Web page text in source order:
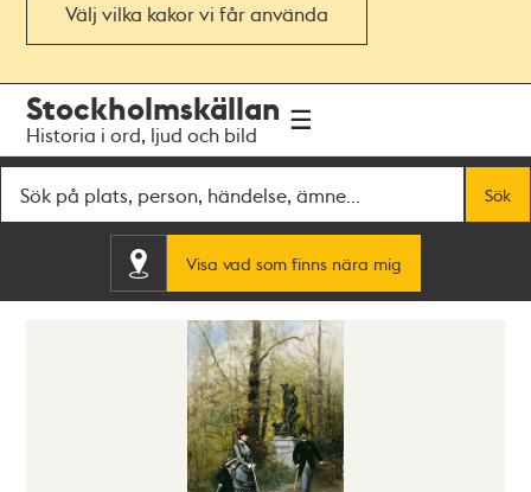
Välj vilka kakor vi får använda
navigationen
huvudinnehållet
Stockholmskällan
Historia i ord, ljud och bild
Sök
Visa vad som finns nära mig